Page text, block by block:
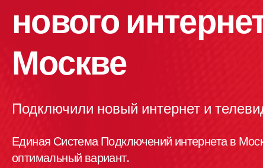
нового
Москве
Подключили новый интернет и
Единая Система Подключений интернета в
оптимальный вариант.